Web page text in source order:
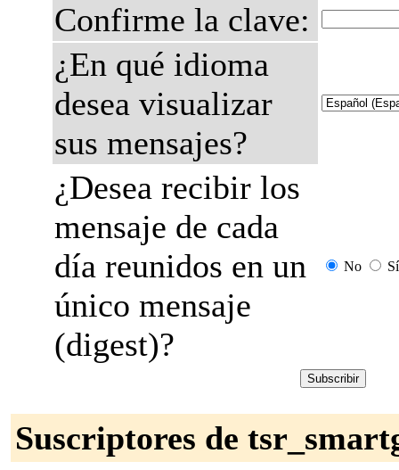
Confirme la clave:
¿En qué idioma
desea visualizar
sus mensajes?
¿Desea recibir los
mensaje de cada
día reunidos en un
único mensaje
(digest)?
No Sí
Suscriptores de